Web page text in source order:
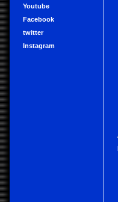
Youtube
Facebook
twitter
Instagram